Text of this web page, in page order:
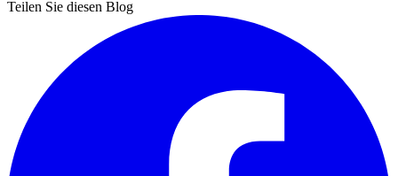
Teilen Sie diesen Blog